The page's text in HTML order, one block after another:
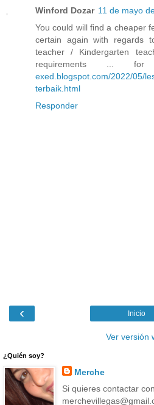
Winford Dozar 11 de mayo
You could will find a cheaper
certain again with regards
teacher / Kindergarten
requirements ...
exed.blogspot.com/2022/05/
terbaik.html
Responder
‹ Inicio
Ver versión
¿Quién soy?
Merche
Si quieres contactar